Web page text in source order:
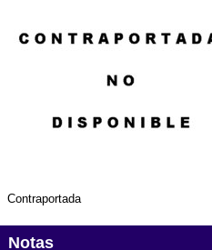
Contraportada
Notas